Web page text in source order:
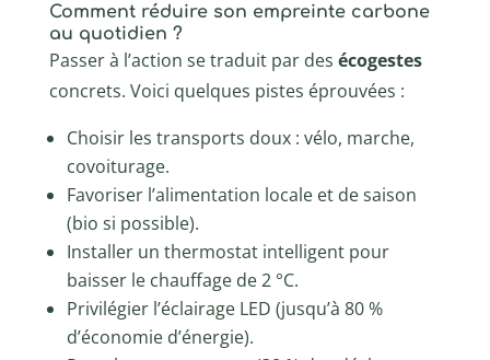
Comment réduire son empreinte carbone
au quotidien ?
Passer à l’action se traduit par des écogestes
concrets. Voici quelques pistes éprouvées :
Choisir les transports doux : vélo, marche,
covoiturage.
Favoriser l’alimentation locale et de saison
(bio si possible).
Installer un thermostat intelligent pour
baisser le chauffage de 2 °C.
Privilégier l’éclairage LED (jusqu’à 80 %
d’économie d’énergie).